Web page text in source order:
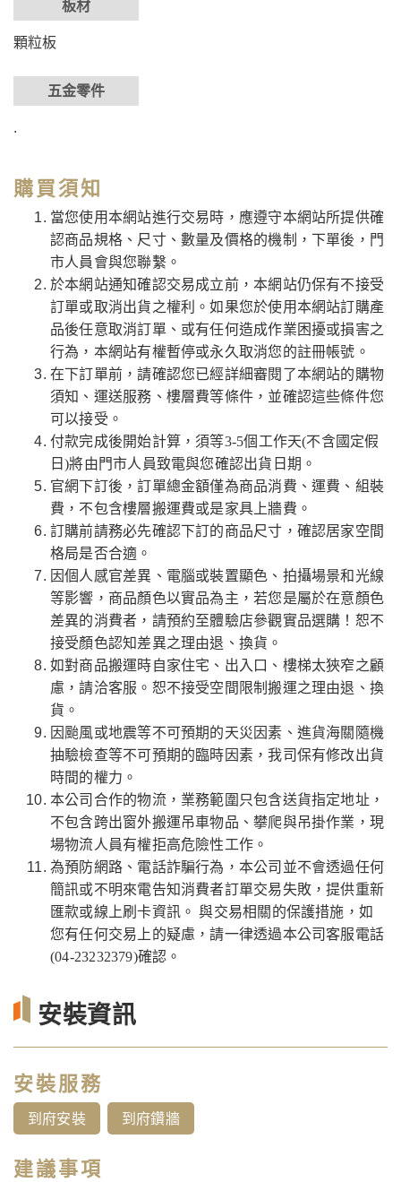
板材
顆粒板
五金零件
.
購買須知
當您使用本網站進行交易時，應遵守本網站所提供確
認商品規格、尺寸、數量及價格的機制，下單後，門
市人員會與您聯繫。
於本網站通知確認交易成立前，本網站仍保有不接受
訂單或取消出貨之權利。如果您於使用本網站訂購產
品後任意取消訂單、或有任何造成作業困擾或損害之
行為，本網站有權暫停或永久取消您的註冊帳號。
在下訂單前，請確認您已經詳細審閱了本網站的購物
須知、運送服務、樓層費等條件，並確認這些條件您
可以接受。
付款完成後開始計算，須等3-5個工作天(不含國定假
日)將由門市人員致電與您確認出貨日期。
官網下訂後，訂單總金額僅為商品消費、運費、組裝
費，不包含樓層搬運費或是家具上牆費。
訂購前請務必先確認下訂的商品尺寸，確認居家空間
格局是否合適。
因個人感官差異、電腦或裝置顯色、拍攝場景和光線
等影響，商品顏色以實品為主，若您是屬於在意顏色
差異的消費者，請預約至體驗店參觀實品選購！恕不
接受顏色認知差異之理由退、換貨。
如對商品搬運時自家住宅、出入口、樓梯太狹窄之顧
慮，請洽客服。恕不接受空間限制搬運之理由退、換
貨。
因颱風或地震等不可預期的天災因素、進貨海關隨機
抽驗檢查等不可預期的臨時因素，我司保有修改出貨
時間的權力。
本公司合作的物流，業務範圍只包含送貨指定地址，
不包含跨出窗外搬運吊車物品、攀爬與吊掛作業，現
場物流人員有權拒高危險性工作。
為預防網路、電話詐騙行為，本公司並不會透過任何
簡訊或不明來電告知消費者訂單交易失敗，提供重新
匯款或線上刷卡資訊。 與交易相關的保護措施，如
您有任何交易上的疑慮，請一律透過本公司客服電話
(04-23232379)確認。
安裝資訊
安裝服務
到府安裝 到府鑽牆
建議事項